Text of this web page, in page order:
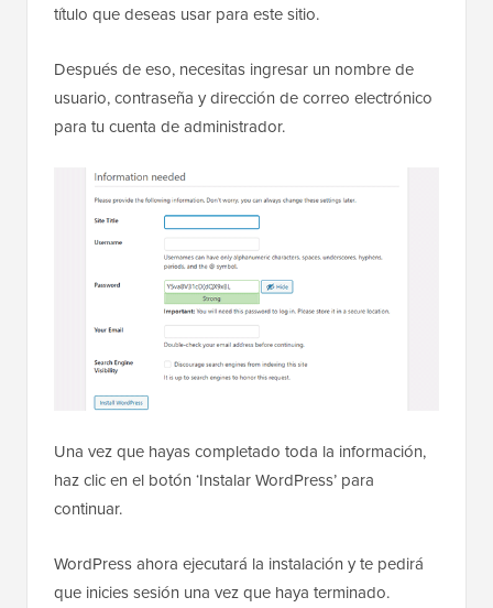
título que deseas usar para este sitio.
Después de eso, necesitas ingresar un nombre de
usuario, contraseña y dirección de correo electrónico
para tu cuenta de administrador.
Una vez que hayas completado toda la información,
haz clic en el botón ‘Instalar WordPress’ para
continuar.
WordPress ahora ejecutará la instalación y te pedirá
que inicies sesión una vez que haya terminado.